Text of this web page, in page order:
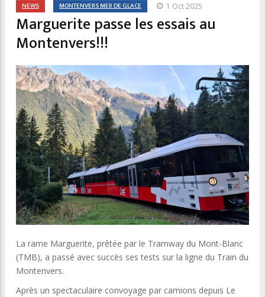
NEWS MONTENVERS MER DE GLACE 1 Oct 2025
Marguerite passe les essais au
Montenvers!!!
La rame Marguerite, prêtée par le Tramway du Mont-Blanc
(TMB), a passé avec succès ses tests sur la ligne du Train du
Montenvers.
Après un spectaculaire convoyage par camions depuis Le